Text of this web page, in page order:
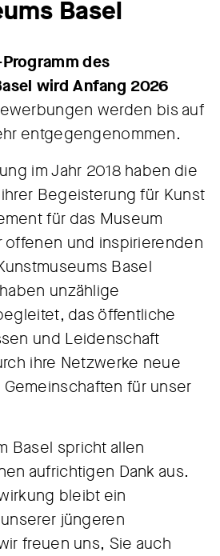
Basel
des
wird Anfang 2026
werden bis auf
entgegengenommen.
im Jahr 2018 haben die
Begeisterung für Kunst
für das Museum
und inspirierenden
Basel
unzählige
das öffentliche
und Leidenschaft
ihre Netzwerke neue
für unser
Basel spricht allen
aufrichtigen Dank aus.
bleibt ein
jüngeren
freuen uns, Sie auch